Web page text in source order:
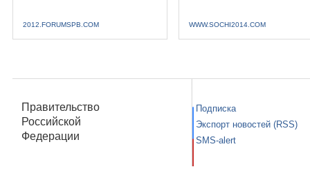
2012.FORUMSPB.COM WWW.SOCHI2014.COM
Правительство
Российской
Федерации
Подписка
Экспорт новостей (RSS)
SMS-alert